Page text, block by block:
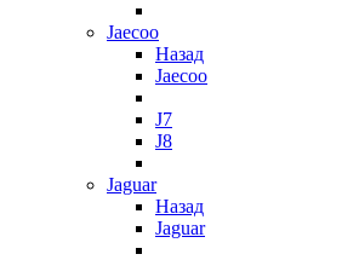
Jaecoo
Назад
Jaecoo
J7
J8
Jaguar
Назад
Jaguar